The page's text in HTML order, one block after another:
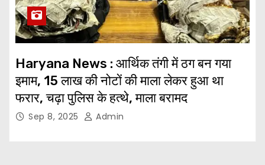
Haryana News : आर्थिक तंगी में ठग बन गया
इमाम, 15 लाख की नोटों की माला लेकर हुआ था
फरार, चढ़ा पुलिस के हत्थे, माला बरामद
Sep 8, 2025 Admin